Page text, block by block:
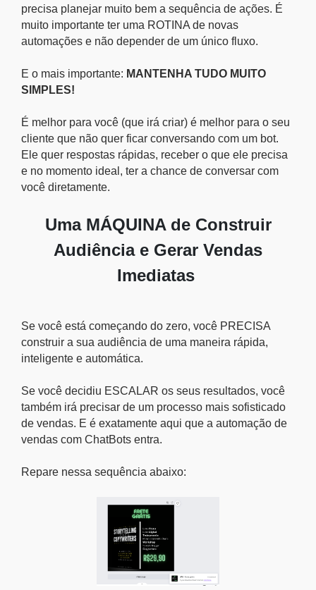
precisa planejar muito bem a sequência de ações. É
muito importante ter uma ROTINA de novas
automações e não depender de um único fluxo.
E o mais importante: MANTENHA TUDO MUITO
SIMPLES!
É melhor para você (que irá criar) é melhor para o seu
cliente que não quer ficar conversando com um bot.
Ele quer respostas rápidas, receber o que ele precisa
e no momento ideal, ter a chance de conversar com
você diretamente.
Uma MÁQUINA de Construir
Audiência e Gerar Vendas
Imediatas
Se você está começando do zero, você PRECISA
construir a sua audiência de uma maneira rápida,
inteligente e automática.
Se você decidiu ESCALAR os seus resultados, você
também irá precisar de um processo mais sofisticado
de vendas. E é exatamente aqui que a automação de
vendas com ChatBots entra.
Repare nessa sequência abaixo: